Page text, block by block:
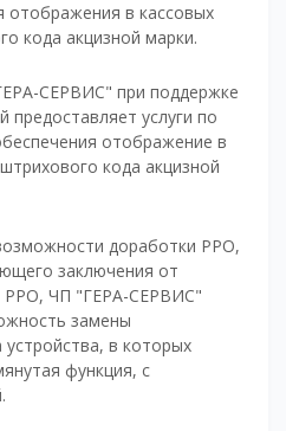
в кассовых
кода акцизной марки.
СЕРВИС" при поддержке
предоставляет услуги по
отображение в
кода акцизной
доработки РРО,
заключения от
РРО, ЧП "ГЕРА-СЕРВИС"
замены
в которых
функция, с